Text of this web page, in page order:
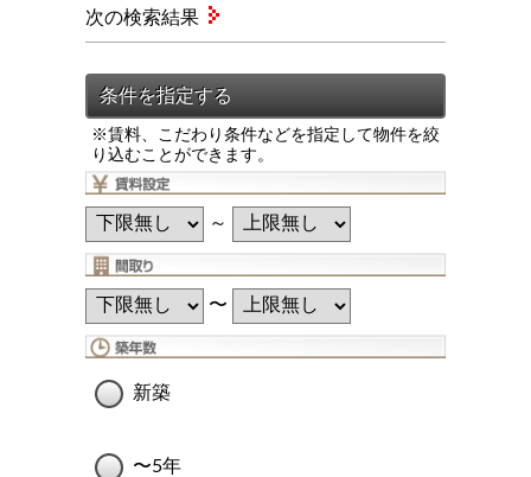
※賃料、こだわり条件などを指定して物件を絞
り込むことができます。
～
〜
新築
〜5年